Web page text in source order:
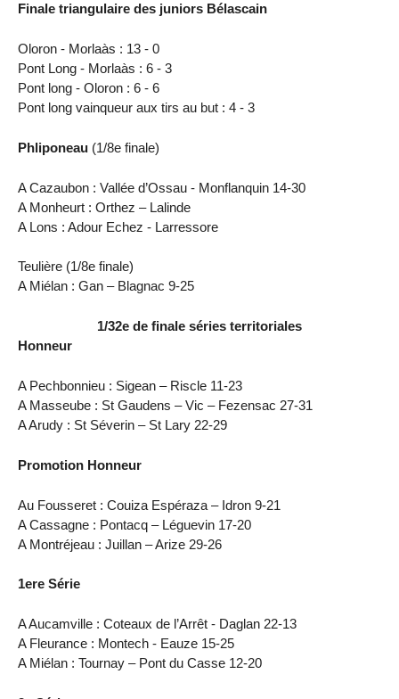
Finale triangulaire des juniors Bélascain
Oloron - Morlaàs : 13 - 0
Pont Long - Morlaàs : 6 - 3
Pont long - Oloron : 6 - 6
Pont long vainqueur aux tirs au but : 4 - 3
Phliponeau (1/8e finale)
A Cazaubon : Vallée d’Ossau - Monflanquin 14-30
A Monheurt : Orthez – Lalinde
A Lons : Adour Echez - Larressore
Teulière (1/8e finale)
A Miélan : Gan – Blagnac 9-25
1/32e de finale séries territoriales
Honneur
A Pechbonnieu : Sigean – Riscle 11-23
A Masseube : St Gaudens – Vic – Fezensac 27-31
A Arudy : St Séverin – St Lary 22-29
Promotion Honneur
Au Fousseret : Couiza Espéraza – Idron 9-21
A Cassagne : Pontacq – Léguevin 17-20
A Montréjeau : Juillan – Arize 29-26
1ere Série
A Aucamville : Coteaux de l’Arrêt - Daglan 22-13
A Fleurance : Montech - Eauze 15-25
A Miélan : Tournay – Pont du Casse 12-20